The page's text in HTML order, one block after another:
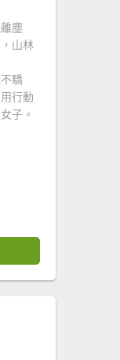
塵
山林
驕
行動
子。